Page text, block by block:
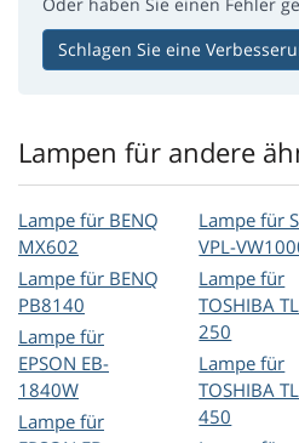
Schlagen Sie eine
Lampen für andere
Lampe für BENQ
MX602
Lampe für BENQ
PB8140
Lampe für
EPSON EB-
1840W
Lampe für
Lampe für
VPL-
Lampe für
TOSHIBA
250
Lampe für
TOSHIBA
450